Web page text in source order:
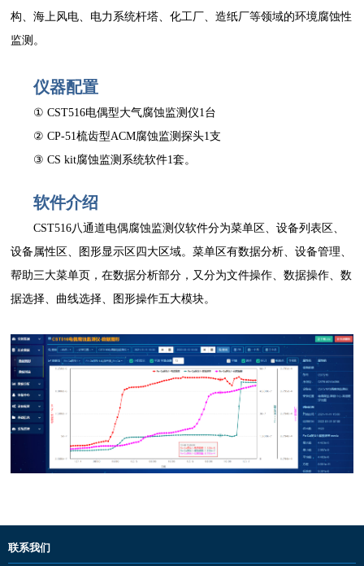
构、海上风电、电力系统杆塔、化工厂、造纸厂等领域的环境腐蚀性
监测。
仪器配置
① CST516电偶型大气腐蚀监测仪1台
② CP-51梳齿型ACM腐蚀监测探头1支
③ CS kit腐蚀监测系统软件1套。
软件介绍
CST516八通道电偶腐蚀监测仪软件分为菜单区、设备列表区、
设备属性区、图形显示区四大区域。菜单区有数据分析、设备管理、
帮助三大菜单页，在数据分析部分，又分为文件操作、数据操作、数
据选择、曲线选择、图形操作五大模块。
联系我们